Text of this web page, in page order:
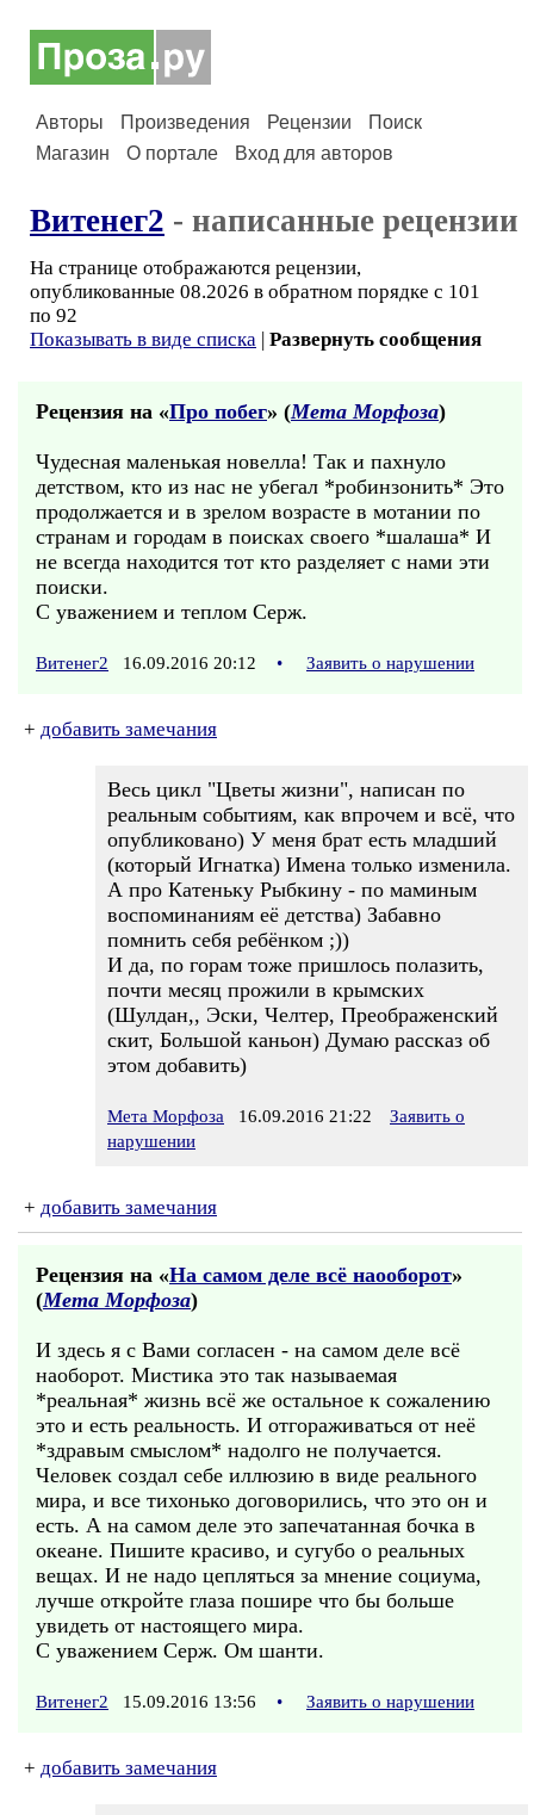
Авторы Произведения Рецензии
Поиск
Магазин
О портале Вход для авторов
Витенег2 - написанные рецензии
На странице отображаются рецензии,
опубликованные 08.2026 в обратном порядке с 101
по 92
Показывать в виде списка | Развернуть сообщения
Рецензия на «Про побег» (Мета Морфоза)
Чудесная маленькая новелла! Так и пахнуло
детством, кто из нас не убегал *робинзонить* Это
продолжается и в зрелом возрасте в мотании по
странам и городам в поисках своего *шалаша* И
не всегда находится тот кто разделяет с нами эти
поиски.
С уважением и теплом Серж.
Витенег2 16.09.2016 20:12 • Заявить о нарушении
+ добавить замечания
Весь цикл "Цветы жизни", написан по
реальным событиям, как впрочем и всё, что
опубликовано) У меня брат есть младший
(который Игнатка) Имена только изменила.
А про Катеньку Рыбкину - по маминым
воспоминаниям её детства) Забавно
помнить себя ребёнком ;))
И да, по горам тоже пришлось полазить,
почти месяц прожили в крымских
(Шулдан,, Эски, Челтер, Преображенский
скит, Большой каньон) Думаю рассказ об
этом добавить)
Мета Морфоза 16.09.2016 21:22
Заявить о
нарушении
+ добавить замечания
Рецензия на «На самом деле всё наооборот»
(Мета Морфоза)
И здесь я с Вами согласен - на самом деле всё
наоборот. Мистика это так называемая
*реальная* жизнь всё же остальное к сожалению
это и есть реальность. И отгораживаться от неё
*здравым смыслом* надолго не получается.
Человек создал себе иллюзию в виде реального
мира, и все тихонько договорились, что это он и
есть. А на самом деле это запечатанная бочка в
океане. Пишите красиво, и сугубо о реальных
вещах. И не надо цепляться за мнение социума,
лучше откройте глаза пошире что бы больше
увидеть от настоящего мира.
С уважением Серж. Ом шанти.
Витенег2 15.09.2016 13:56 • Заявить о нарушении
+ добавить замечания